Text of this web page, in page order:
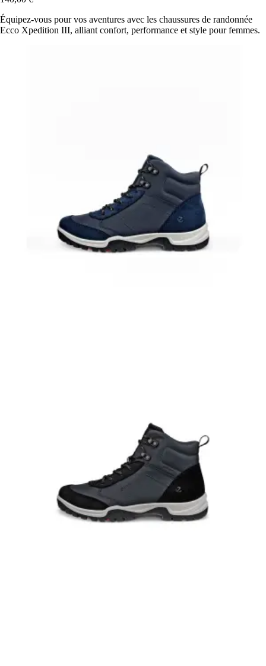
Équipez-vous pour vos aventures avec les chaussures de randonnée
Ecco Xpedition III, alliant confort, performance et style pour femmes.